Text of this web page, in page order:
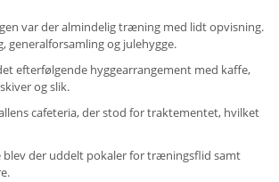
var der almindelig træning med lidt opvisning.
generalforsamling og julehygge.
efterfølgende hyggearrangement med kaffe,
og slik.
cafeteria, der stod for traktementet, hvilket
blev der uddelt pokaler for træningsflid samt